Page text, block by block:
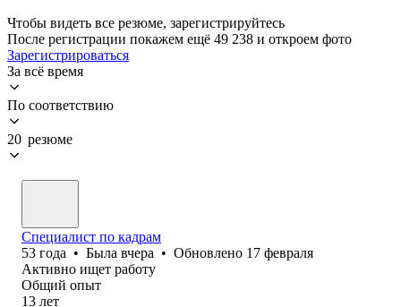
Чтобы видеть все резюме, зарегистрируйтесь
После регистрации покажем ещё 49 238 и откроем фото
Зарегистрироваться
За всё время
По соответствию
20 резюме
Специалист по кадрам
53 года • Была вчера • Обновлено 17 февраля
Активно ищет работу
Общий опыт
13 лет